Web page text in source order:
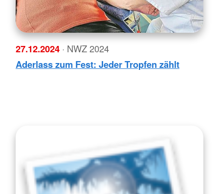
27.12.2024 · NWZ 2024
Aderlass zum Fest: Jeder Tropfen zählt